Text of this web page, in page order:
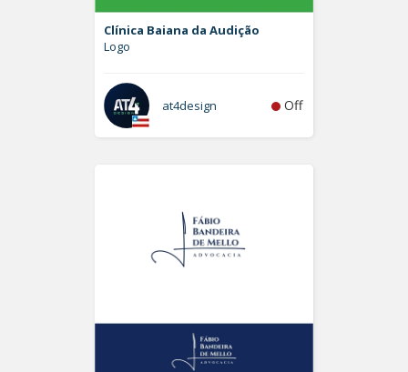
Clínica Baiana da Audição
Logo
at4design Off